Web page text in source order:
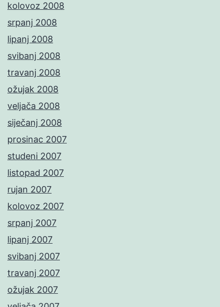
kolovoz 2008
srpanj 2008
lipanj 2008
svibanj 2008
travanj 2008
ožujak 2008
veljača 2008
siječanj 2008
prosinac 2007
studeni 2007
listopad 2007
rujan 2007
kolovoz 2007
srpanj 2007
lipanj 2007
svibanj 2007
travanj 2007
ožujak 2007